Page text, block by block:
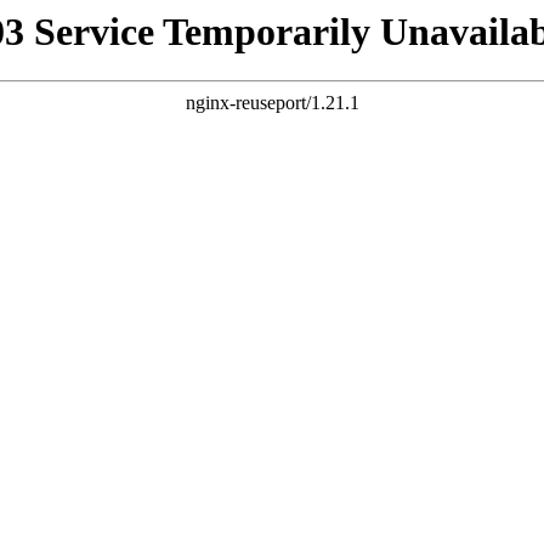
Service Temporarily
nginx-reuseport/1.21.1